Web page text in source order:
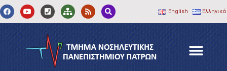
English Ελληνικά